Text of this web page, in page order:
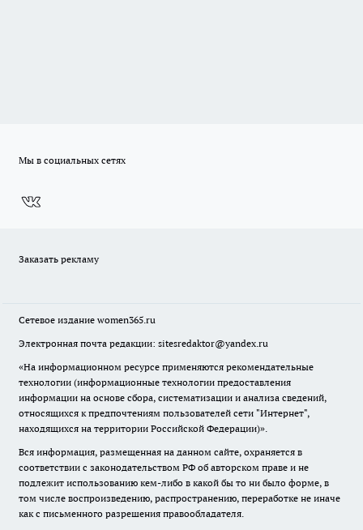
Мы в социальных сетях
Заказать рекламу
Сетевое издание women365.ru
Электронная почта редакции: sitesredaktor@yandex.ru
«На информационном ресурсе применяются рекомендательные
технологии (информационные технологии предоставления
информации на основе сбора, систематизации и анализа сведений,
относящихся к предпочтениям пользователей сети "Интернет",
находящихся на территории Российской Федерации)».
Вся информация, размещенная на данном сайте, охраняется в
соответствии с законодательством РФ об авторском праве и не
подлежит использованию кем-либо в какой бы то ни было форме, в
том числе воспроизведению, распространению, переработке не иначе
как с письменного разрешения правообладателя.